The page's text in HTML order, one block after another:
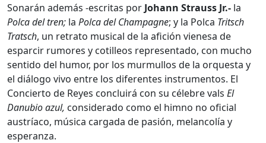
Sonarán además -escritas por Johann Strauss Jr.- la
Polca del tren; la Polca del Champagne; y la Polca Tritsch
Tratsch, un retrato musical de la afición vienesa de
esparcir rumores y cotilleos representado, con mucho
sentido del humor, por los murmullos de la orquesta y
el diálogo vivo entre los diferentes instrumentos. El
Concierto de Reyes concluirá con su célebre vals El
Danubio azul, considerado como el himno no oficial
austríaco, música cargada de pasión, melancolía y
esperanza.